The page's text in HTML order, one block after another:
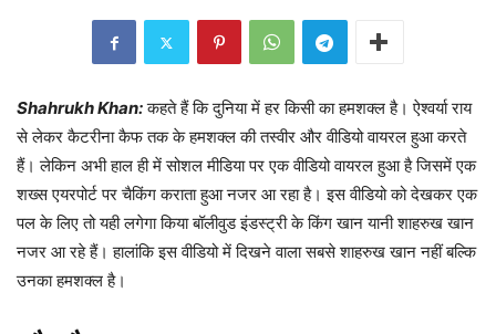
Shahrukh Khan:कहते हैं कि दुनिया में हर किसी का हमशक्ल है। ऐश्वर्या राय
से लेकर कैटरीना कैफ तक के हमशक्ल की तस्वीर और वीडियो वायरल हुआ करते
हैं। लेकिन अभी हाल ही में सोशल मीडिया पर एक वीडियो वायरल हुआ है जिसमें एक
शख्स एयरपोर्ट पर चैकिंग कराता हुआ नजर आ रहा है। इस वीडियो को देखकर एक
पल के लिए तो यही लगेगा किया बॉलीवुड इंडस्ट्री के किंग खान यानी शाहरुख खान
नजर आ रहे हैं। हालांकि इस वीडियो में दिखने वाला सबसे शाहरुख खान नहीं बल्कि
उनका हमशक्ल है।